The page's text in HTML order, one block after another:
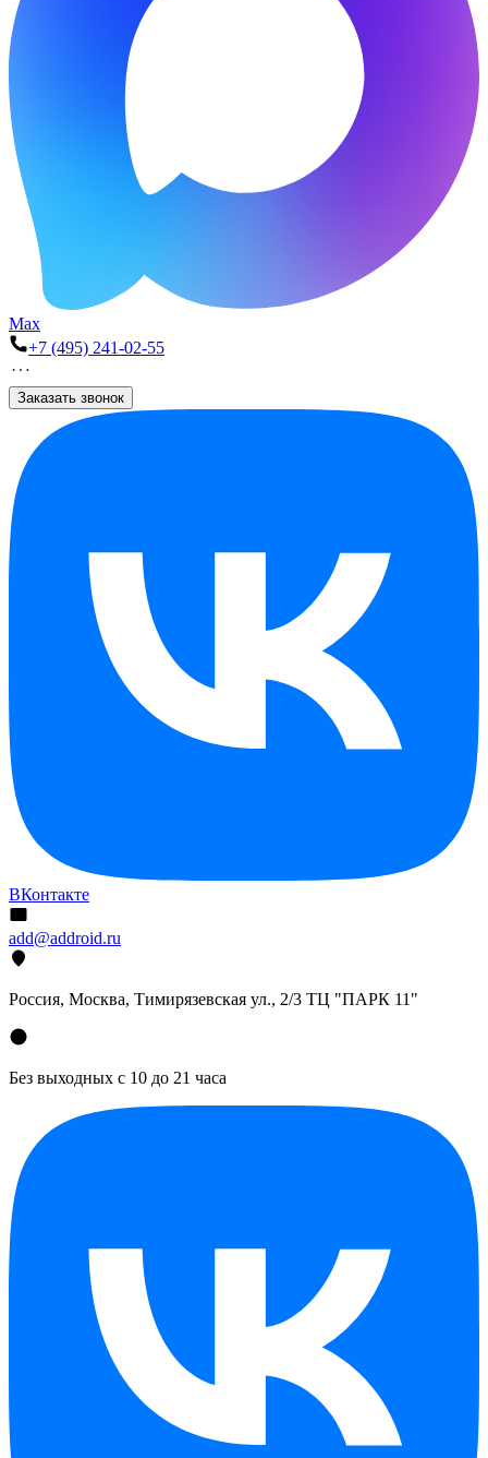
Max
+7 (495) 241-02-55
Заказать звонок
ВКонтакте
add@addroid.ru
Россия, Москва, Тимирязевская ул., 2/3 ТЦ "ПАРК 11"
Без выходных с 10 до 21 часа